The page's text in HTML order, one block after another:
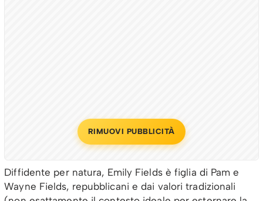
RIMUOVI PUBBLICITÀ
Diffidente per natura, Emily Fields è figlia di Pam e
Wayne Fields, repubblicani e dai valori tradizionali